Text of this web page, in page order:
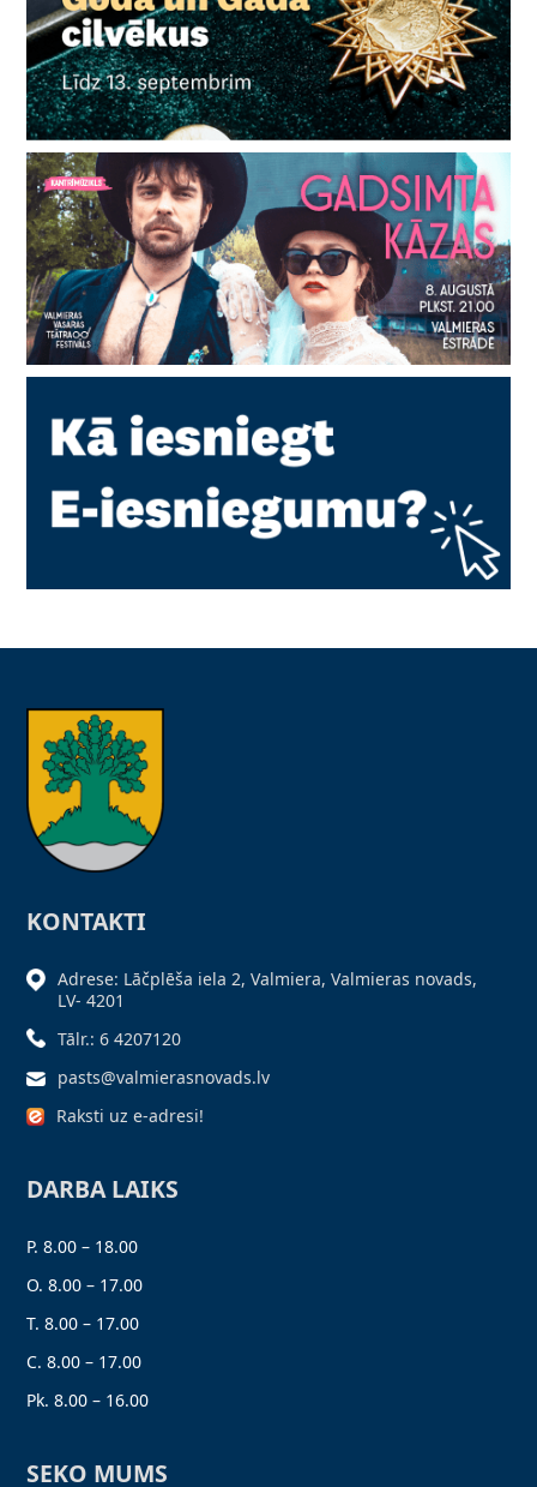
KONTAKTI
Adrese: Lāčplēša iela 2, Valmiera, Valmieras novads,
LV- 4201
Tālr.: 6 4207120
pasts@valmierasnovads.lv
Raksti uz e-adresi!
DARBA LAIKS
P. 8.00 – 18.00
O. 8.00 – 17.00
T. 8.00 – 17.00
C. 8.00 – 17.00
Pk. 8.00 – 16.00
SEKO MUMS